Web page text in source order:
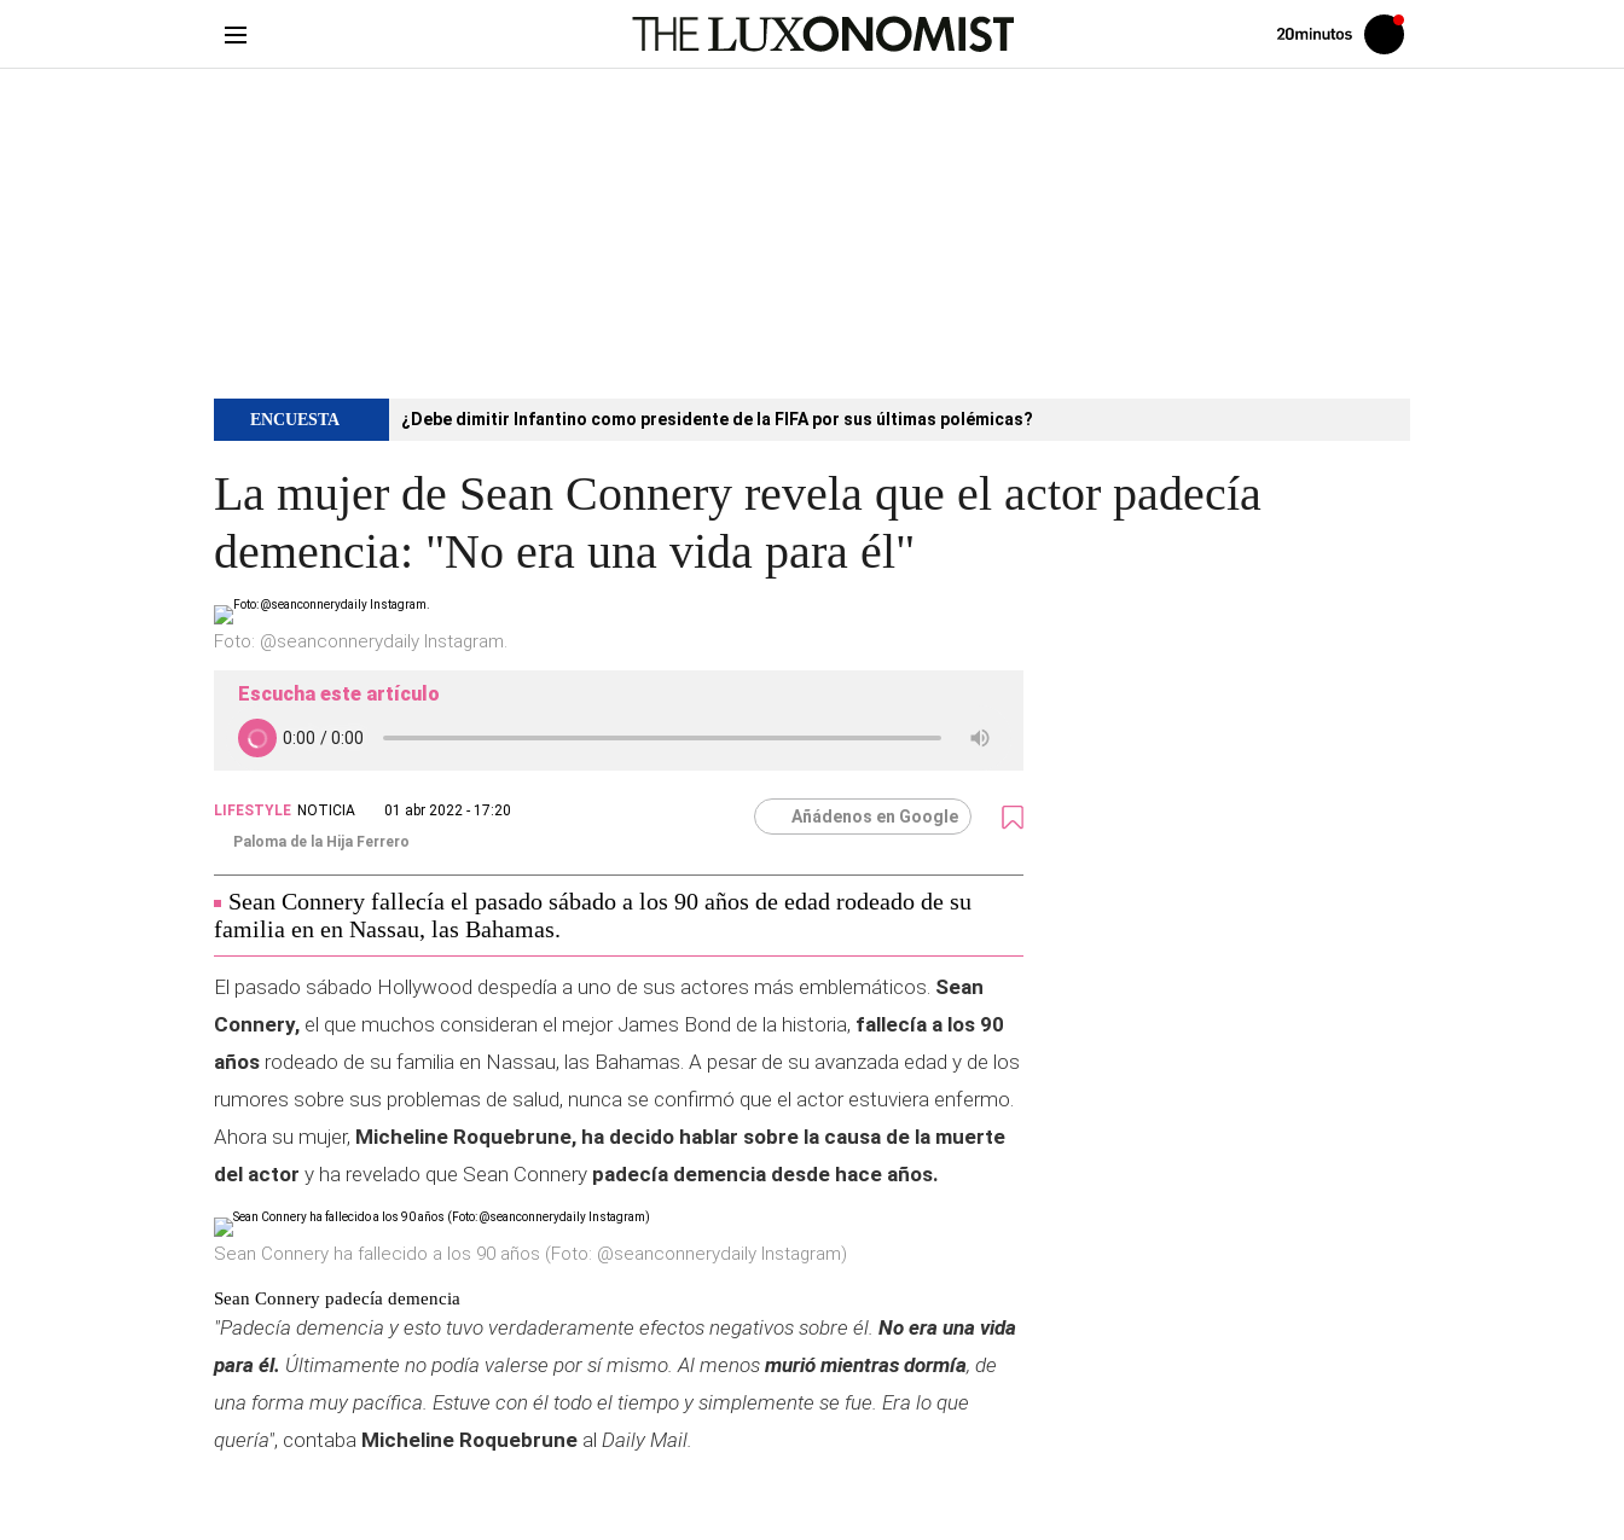
Volver
Iniciar
sesión
ENCUESTA ¿Debe dimitir Infantino como presidente de la FIFA por sus últimas polémicas?
La mujer de Sean Connery revela que el actor padecía
demencia: "No era una vida para él"
Foto: @seanconnerydaily Instagram.
Escucha este artículo
LIFESTYLE NOTICIA
01 abr 2022 - 17:20
Paloma de la Hija Ferrero
Añádenos en Google
Sean Connery fallecía el pasado sábado a los 90 años de edad rodeado de su
familia en en Nassau, las Bahamas.
El pasado sábado Hollywood despedía a uno de sus actores más emblemáticos. Sean
Connery, el que muchos consideran el mejor James Bond de la historia, fallecía a los 90
años rodeado de su familia en Nassau, las Bahamas. A pesar de su avanzada edad y de los
rumores sobre sus problemas de salud, nunca se confirmó que el actor estuviera enfermo.
Ahora su mujer, Micheline Roquebrune, ha decido hablar sobre la causa de la muerte
del actor y ha revelado que Sean Connery padecía demencia desde hace años.
Sean Connery ha fallecido a los 90 años (Foto: @seanconnerydaily Instagram)
Sean Connery padecía demencia
"Padecía demencia y esto tuvo verdaderamente efectos negativos sobre él. No era una vida
para él. Últimamente no podía valerse por sí mismo. Al menos murió mientras dormía, de
una forma muy pacífica. Estuve con él todo el tiempo y simplemente se fue. Era lo que
quería", contaba Micheline Roquebrune al Daily Mail.